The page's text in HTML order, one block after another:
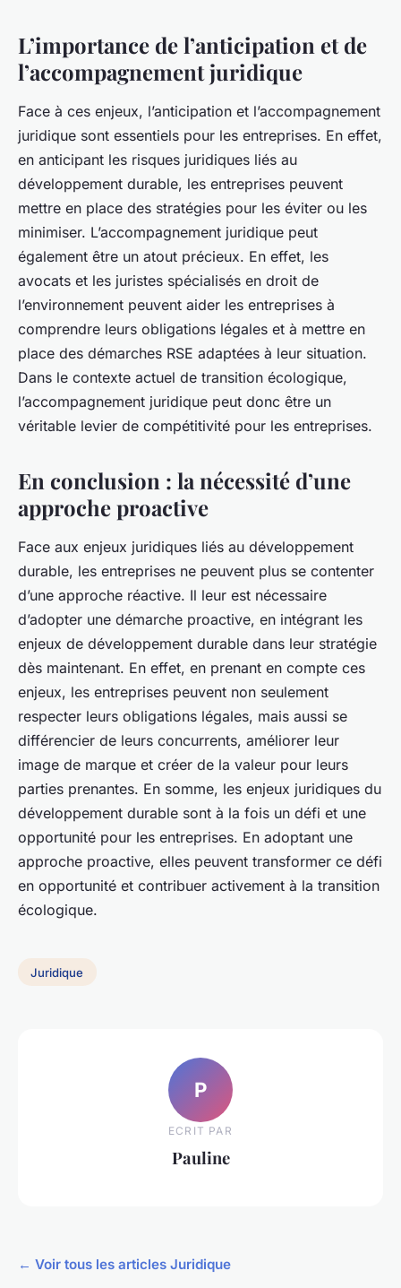
L’importance de l’anticipation et de
l’accompagnement juridique
Face à ces enjeux, l’anticipation et l’accompagnement
juridique sont essentiels pour les entreprises. En effet,
en anticipant les risques juridiques liés au
développement durable, les entreprises peuvent
mettre en place des stratégies pour les éviter ou les
minimiser. L’accompagnement juridique peut
également être un atout précieux. En effet, les
avocats et les juristes spécialisés en droit de
l’environnement peuvent aider les entreprises à
comprendre leurs obligations légales et à mettre en
place des démarches RSE adaptées à leur situation.
Dans le contexte actuel de transition écologique,
l’accompagnement juridique peut donc être un
véritable levier de compétitivité pour les entreprises.
En conclusion : la nécessité d’une
approche proactive
Face aux enjeux juridiques liés au développement
durable, les entreprises ne peuvent plus se contenter
d’une approche réactive. Il leur est nécessaire
d’adopter une démarche proactive, en intégrant les
enjeux de développement durable dans leur stratégie
dès maintenant. En effet, en prenant en compte ces
enjeux, les entreprises peuvent non seulement
respecter leurs obligations légales, mais aussi se
différencier de leurs concurrents, améliorer leur
image de marque et créer de la valeur pour leurs
parties prenantes. En somme, les enjeux juridiques du
développement durable sont à la fois un défi et une
opportunité pour les entreprises. En adoptant une
approche proactive, elles peuvent transformer ce défi
en opportunité et contribuer activement à la transition
écologique.
Juridique
P
ECRIT PAR
Pauline
← Voir tous les articles Juridique